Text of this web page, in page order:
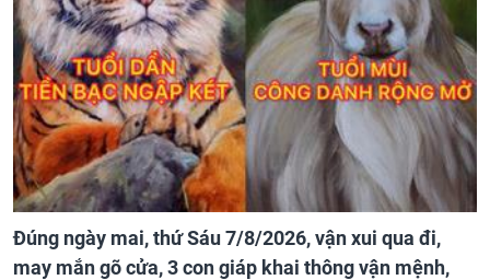
Đúng ngày mai, thứ Sáu 7/8/2026, vận xui qua đi,
may mắn gõ cửa, 3 con giáp khai thông vận mệnh,